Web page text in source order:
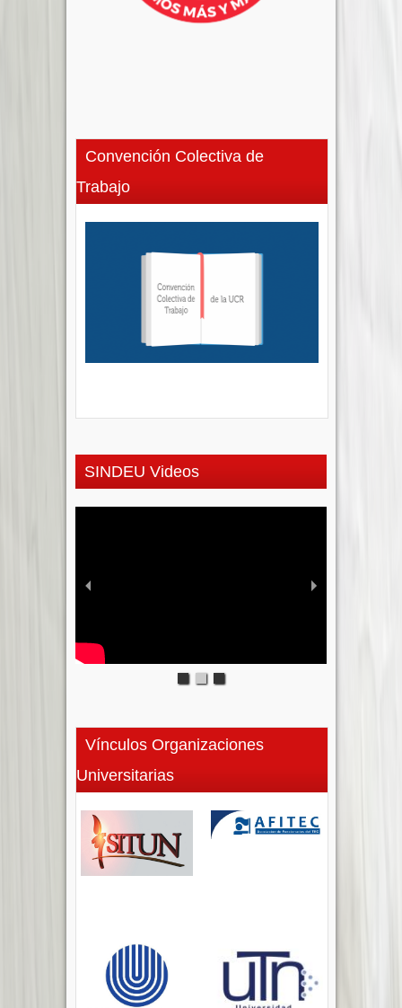
Convención Colectiva de
Trabajo
SINDEU Videos
Vínculos Organizaciones
Universitarias